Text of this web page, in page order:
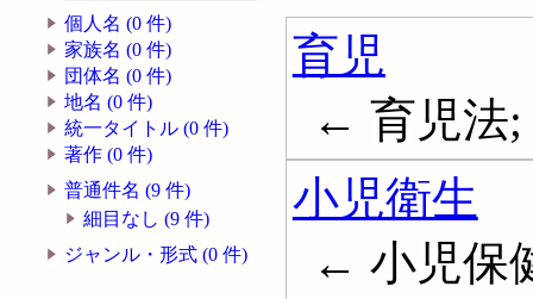
個人名 (0 件)
家族名 (0 件)
団体名 (0 件)
地名 (0 件)
統一タイトル (0 件)
著作 (0 件)
普通件名 (9 件)
細目なし (9 件)
ジャンル・形式 (0 件)
育児
← 育児法;
小児衛生
← 小児保